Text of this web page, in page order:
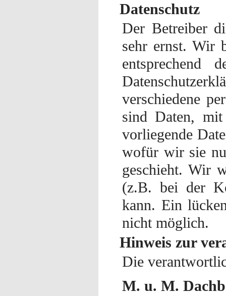
Datenschutz
Der Betreiber
sehr ernst. Wir
entsprechend
verschiedene
sind Daten,
vorliegende
wofür wir sie
geschieht. Wir
(z.B. bei der
kann. Ein
nicht möglich.
Hinweis zur
Die
M. u. M.